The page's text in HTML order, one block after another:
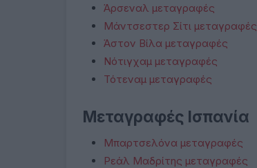
Άρσεναλ μεταγραφές
Μάντσεστερ Σίτι μεταγραφές
Άστον Βίλα μεταγραφές
Νότιγχαμ μεταγραφές
Τότεναμ μεταγραφές
Μεταγραφές Ισπανία
Μπαρτσελόνα μεταγραφές
Ρεάλ Μαδρίτης μεταγραφές